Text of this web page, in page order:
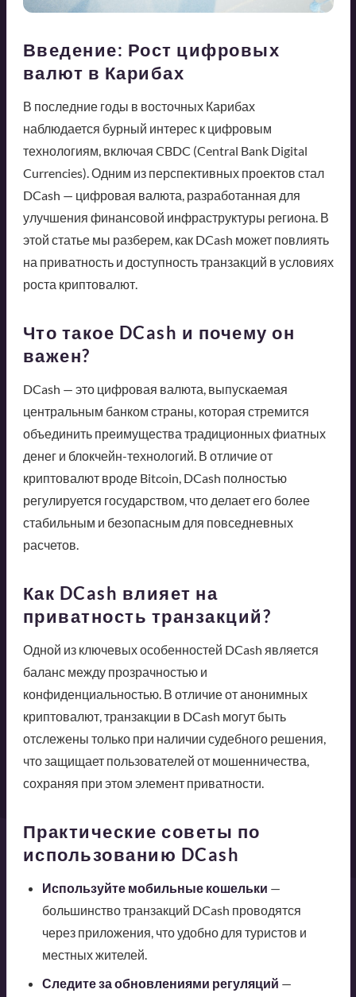
Введение: Рост цифровых
валют в Карибах
В последние годы в восточных Карибах
наблюдается бурный интерес к цифровым
технологиям, включая CBDC (Central Bank Digital
Currencies). Одним из перспективных проектов стал
DCash — цифровая валюта, разработанная для
улучшения финансовой инфраструктуры региона. В
этой статье мы разберем, как DCash может повлиять
на приватность и доступность транзакций в условиях
роста криптовалют.
Что такое DCash и почему он
важен?
DCash — это цифровая валюта, выпускаемая
центральным банком страны, которая стремится
объединить преимущества традиционных фиатных
денег и блокчейн-технологий. В отличие от
криптовалют вроде Bitcoin, DCash полностью
регулируется государством, что делает его более
стабильным и безопасным для повседневных
расчетов.
Как DCash влияет на
приватность транзакций?
Одной из ключевых особенностей DCash является
баланс между прозрачностью и
конфиденциальностью. В отличие от анонимных
криптовалют, транзакции в DCash могут быть
отслежены только при наличии судебного решения,
что защищает пользователей от мошенничества,
сохраняя при этом элемент приватности.
Практические советы по
использованию DCash
Используйте мобильные кошельки —
большинство транзакций DCash проводятся
через приложения, что удобно для туристов и
местных жителей.
Следите за обновлениями регуляций —